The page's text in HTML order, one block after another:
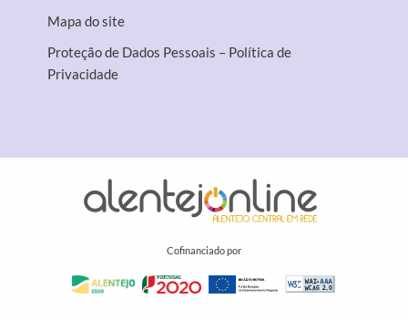
Mapa do site
Proteção de Dados Pessoais – Política de
Privacidade
Cofinanciado por